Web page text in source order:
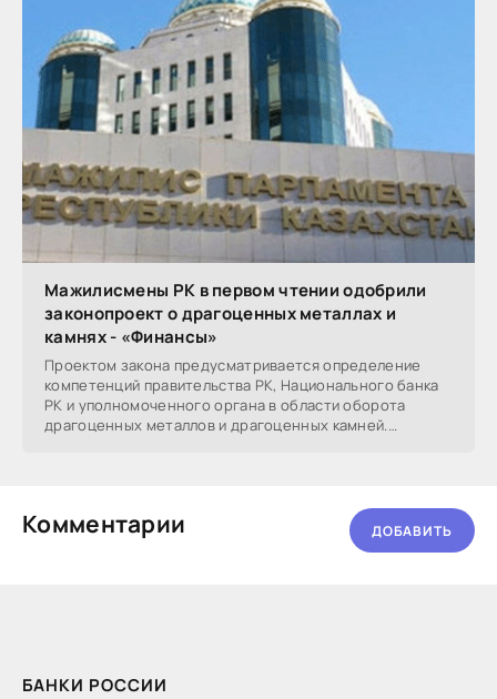
БАНКИ РОССИИ
Мажилисмены РК в первом чтении одобрили
законопроект о драгоценных металлах и
камнях - «Финансы»
Проектом закона предусматривается определение
компетенций правительства РК, Национального банка
РК и уполномоченного органа в области оборота
драгоценных металлов и драгоценных камней.
Комментарии ДОБАВИТЬ